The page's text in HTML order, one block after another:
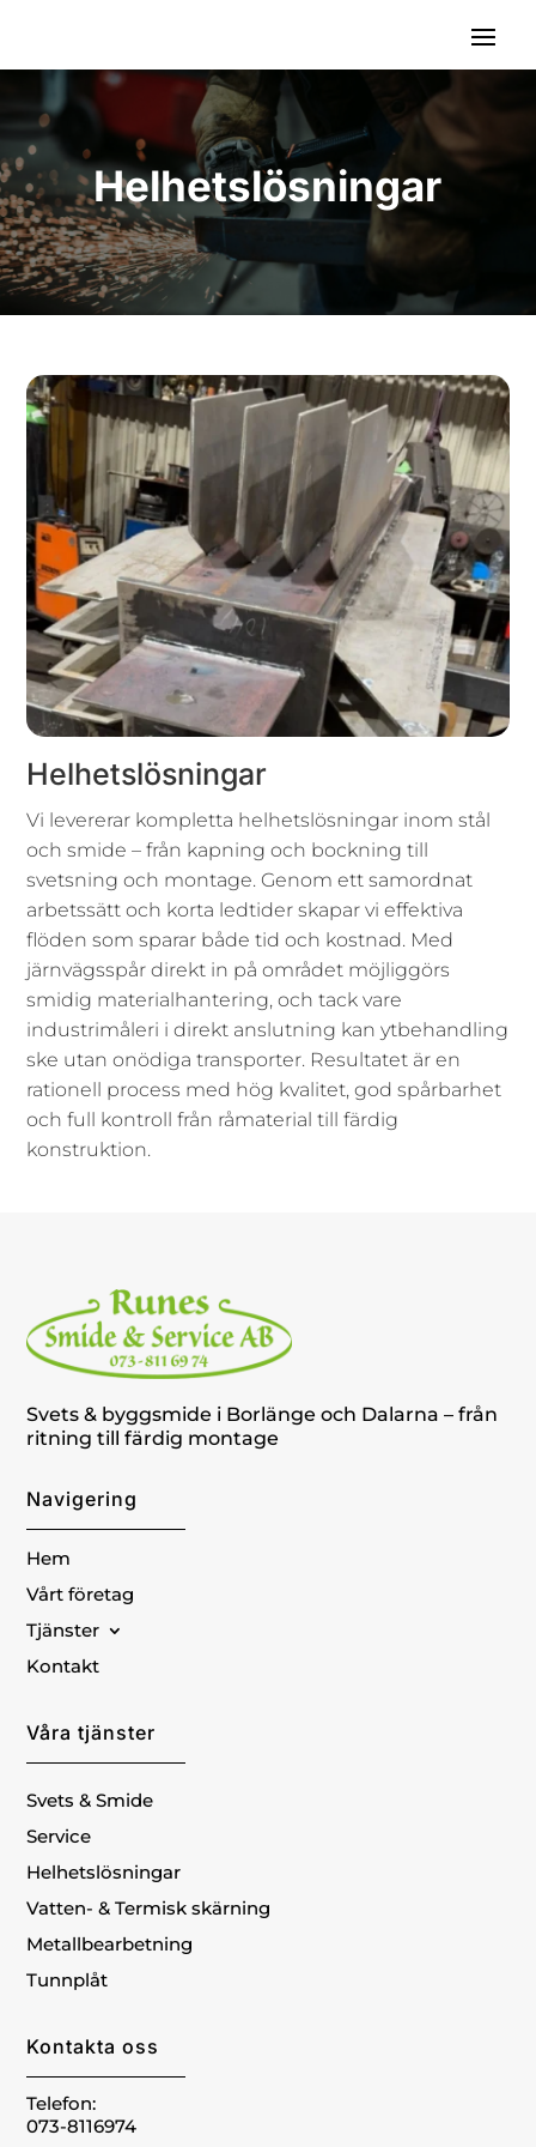
Helhetslösningar
Helhetslösningar
Vi levererar kompletta helhetslösningar inom stål
och smide – från kapning och bockning till
svetsning och montage. Genom ett samordnat
arbetssätt och korta ledtider skapar vi effektiva
flöden som sparar både tid och kostnad. Med
järnvägsspår direkt in på området möjliggörs
smidig materialhantering, och tack vare
industrimåleri i direkt anslutning kan ytbehandling
ske utan onödiga transporter. Resultatet är en
rationell process med hög kvalitet, god spårbarhet
och full kontroll från råmaterial till färdig
konstruktion.
Svets & byggsmide i Borlänge och Dalarna – från
ritning till färdig montage
Navigering
Hem
Vårt företag
Tjänster
Kontakt
Våra tjänster
Svets & Smide
Service
Helhetslösningar
Vatten- & Termisk skärning
Metallbearbetning
Tunnplåt
Kontakta oss
Telefon:
073-8116974